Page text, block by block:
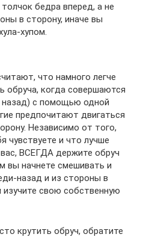
бедра вперед, а не
в сторону, иначе вы
хупом.
что намного легче
обруча, когда совершаются
назад) с помощью одной
предпочитают двигаться
Независимо от того,
чувствуете и что лучше
ВСЕГДА держите обруч
вы начнете смешивать и
назад и из стороны в
свою собственную
крутить обруч, обратите